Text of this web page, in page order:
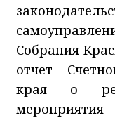
Собрания
отчет
края о
мероприятия